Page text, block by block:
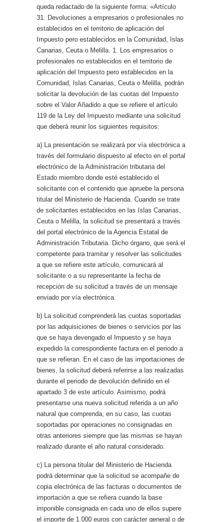
queda redactado de la siguiente forma: «Artículo
31. Devoluciones a empresarios o profesionales no
establecidos en el territorio de aplicación del
Impuesto pero establecidos en la Comunidad, Islas
Canarias, Ceuta o Melilla. 1. Los empresarios o
profesionales no establecidos en el territorio de
aplicación del Impuesto pero establecidos en la
Comunidad, Islas Canarias, Ceuta o Melilla, podrán
solicitar la devolución de las cuotas del Impuesto
sobre el Valor Añadido a que se refiere el artículo
119 de la Ley del Impuesto mediante una solicitud
que deberá reunir los siguientes requisitos:
a) La presentación se realizará por vía electrónica a
través del formulario dispuesto al efecto en el portal
electrónico de la Administración tributaria del
Estado miembro donde esté establecido el
solicitante con el contenido que apruebe la persona
titular del Ministerio de Hacienda. Cuando se trate
de solicitantes establecidos en las Islas Canarias,
Ceuta o Melilla, la solicitud se presentará a través
del portal electrónico de la Agencia Estatal de
Administración Tributaria. Dicho órgano, que será el
competente para tramitar y resolver las solicitudes
a que se refiere este artículo, comunicará al
solicitante o a su representante la fecha de
recepción de su solicitud a través de un mensaje
enviado por vía electrónica.
b) La solicitud comprenderá las cuotas soportadas
por las adquisiciones de bienes o servicios por las
que se haya devengado el Impuesto y se haya
expedido la correspondiente factura en el periodo a
que se refieran. En el caso de las importaciones de
bienes, la solicitud deberá referirse a las realizadas
durante el periodo de devolución definido en el
apartado 3 de este artículo. Asimismo, podrá
presentarse una nueva solicitud referida a un año
natural que comprenda, en su caso, las cuotas
soportadas por operaciones no consignadas en
otras anteriores siempre que las mismas se hayan
realizado durante el año natural considerado.
c) La persona titular del Ministerio de Hacienda
podrá determinar que la solicitud se acompañe de
copia electrónica de las facturas o documentos de
importación a que se refiera cuando la base
imponible consignada en cada uno de ellos supere
el importe de 1.000 euros con carácter general o de